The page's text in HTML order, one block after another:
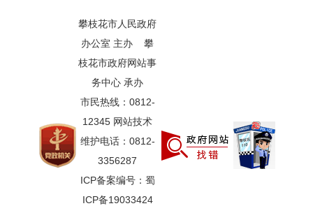
攀枝花市人民政府
办公室 主办 攀
枝花市政府网站事
务中心 承办
市民热线：0812-
12345 网站技术
维护电话：0812-
3356287
ICP备案编号：蜀
ICP备19033424